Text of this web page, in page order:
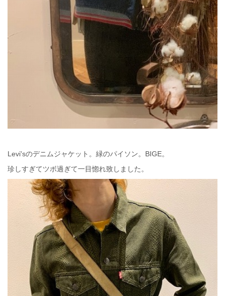
Levi'sのデニムジャケット。緑のパイソン。BIGE。
珍しすぎてツボ過ぎて一目惚れ致しました。